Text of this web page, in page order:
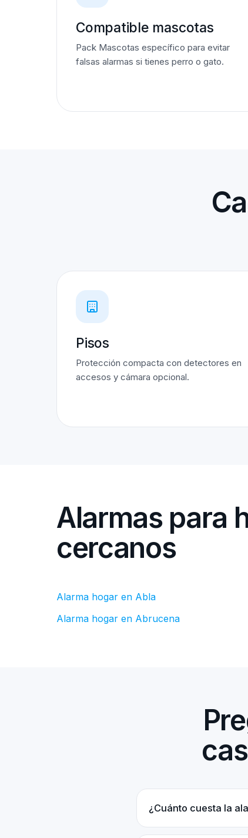
Compatible mascotas
Pack Mascotas específico para evitar
falsas alarmas si tienes perro o gato.
Pisos
Protección compacta con detectores en
accesos y cámara opcional.
Alarmas para
cercanos
Alarma hogar en Abla
Alarma hogar en Abrucena
¿Cuánto cuesta la